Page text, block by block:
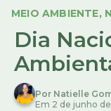
MEIO AMBIENTE,
Dia
Por Natielle
Em 2 de junho